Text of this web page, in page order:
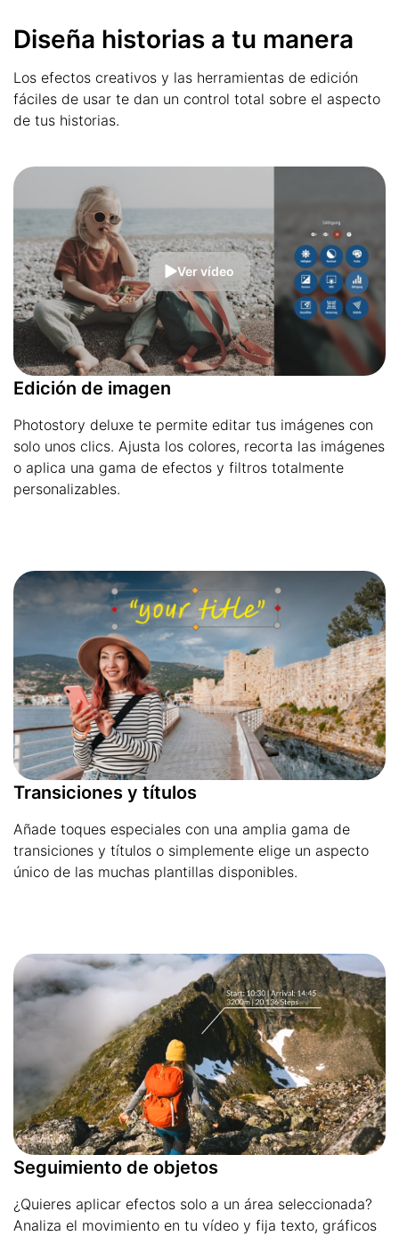
Diseña historias a tu manera
Los efectos creativos y las herramientas de edición
fáciles de usar te dan un control total sobre el aspecto
de tus historias.
Ver vídeo
Edición de imagen
Photostory deluxe te permite editar tus imágenes con
solo unos clics. Ajusta los colores, recorta las imágenes
o aplica una gama de efectos y filtros totalmente
personalizables.
Transiciones y títulos
Añade toques especiales con una amplia gama de
transiciones y títulos o simplemente elige un aspecto
único de las muchas plantillas disponibles.
Seguimiento de objetos
¿Quieres aplicar efectos solo a un área seleccionada?
Analiza el movimiento en tu vídeo y fija texto, gráficos